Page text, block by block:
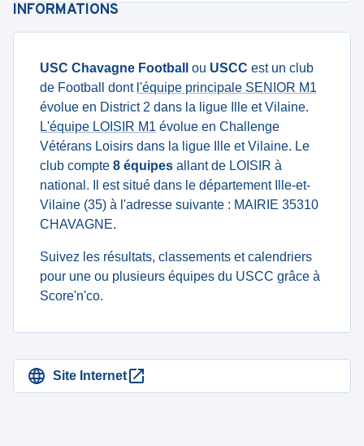
INFORMATIONS
USC Chavagne Football ou USCC est un club
de Football dont l'équipe principale SENIOR M1
évolue en District 2 dans la ligue Ille et Vilaine.
L'équipe LOISIR M1 évolue en Challenge
Vétérans Loisirs dans la ligue Ille et Vilaine. Le
club compte 8 équipes allant de LOISIR à
national. Il est situé dans le département Ille-et-
Vilaine (35) à l'adresse suivante : MAIRIE 35310
CHAVAGNE.
Suivez les résultats, classements et calendriers
pour une ou plusieurs équipes du USCC grâce à
Score'n'co.
Site Internet